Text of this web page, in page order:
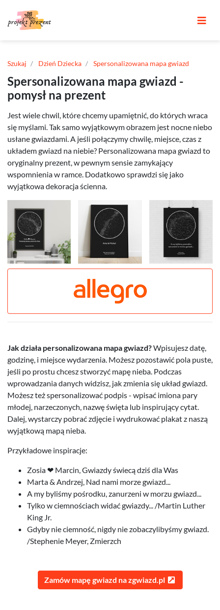
Szukaj Dzień Dziecka Spersonalizowana mapa gwiazd
Spersonalizowana mapa gwiazd -
pomysł na prezent
Jest wiele chwil, które chcemy upamiętnić, do których wraca
się myślami. Tak samo wyjątkowym obrazem jest nocne niebo
usłane gwiazdami. A jeśli połączymy chwilę, miejsce, czas z
układem gwiazd na niebie? Personalizowana mapa gwiazd to
oryginalny prezent, w pewnym sensie zamykający
wspomnienia w ramce. Dodatkowo sprawdzi się jako
wyjątkowa dekoracja ścienna.
Jak działa personalizowana mapa gwiazd?Wpisujesz datę,
godzinę, i miejsce wydarzenia. Możesz pozostawić pola puste,
jeśli po prostu chcesz stworzyć mapę nieba. Podczas
wprowadzania danych widzisz, jak zmienia się układ gwiazd.
Możesz też spersonalizować podpis - wpisać imiona pary
młodej, narzeczonych, nazwę święta lub inspirujący cytat.
Dalej, wystarczy pobrać zdjęcie i wydrukować plakat z naszą
wyjątkową mapą nieba.
Przykładowe inspiracje:
Zosia ❤ Marcin, Gwiazdy świecą dziś dla Was
Marta & Andrzej, Nad nami morze gwiazd...
A my byliśmy pośrodku, zanurzeni w morzu gwiazd...
Tylko w ciemnościach widać gwiazdy... /Martin Luther
King Jr.
Gdyby nie ciemność, nigdy nie zobaczylibyśmy gwiazd.
/Stephenie Meyer, Zmierzch
Zamów mapę gwiazd na zgwiazd.pl